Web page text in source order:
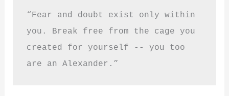
“Fear and doubt exist only within
you. Break free from the cage you
created for yourself -- you too
are an Alexander.”